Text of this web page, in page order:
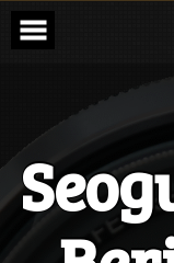
Skip
content